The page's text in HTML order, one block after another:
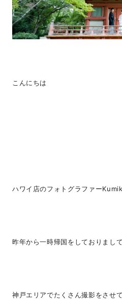
こんにちは
ハワイ店のフォトグラファー
昨年から一時帰国をしておりまして
神戸エリアでたくさん撮影をさせ